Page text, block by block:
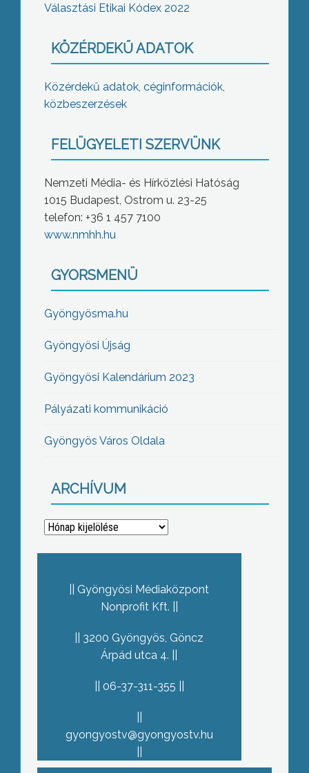
Választási Etikai Kódex 2022
KÖZÉRDEKŰ ADATOK
Közérdekű adatok, céginformációk,
közbeszerzések
FELÜGYELETI SZERVÜNK
Nemzeti Média- és Hírközlési Hatóság
1015 Budapest, Ostrom u. 23-25
telefon: +36 1 457 7100
www.nmhh.hu
GYORSMENÜ
Gyöngyösma.hu
Gyöngyösi Újság
Gyöngyösi Kalendárium 2023
Pályázati kommunikáció
Gyöngyös Város Oldala
ARCHÍVUM
Archívum
Gyöngyösi Médiaközpont
Nonprofit Kft.
3200 Gyöngyös, Göncz
Árpád utca 4.
06-37-311-355
gyongyostv@gyongyostv.hu